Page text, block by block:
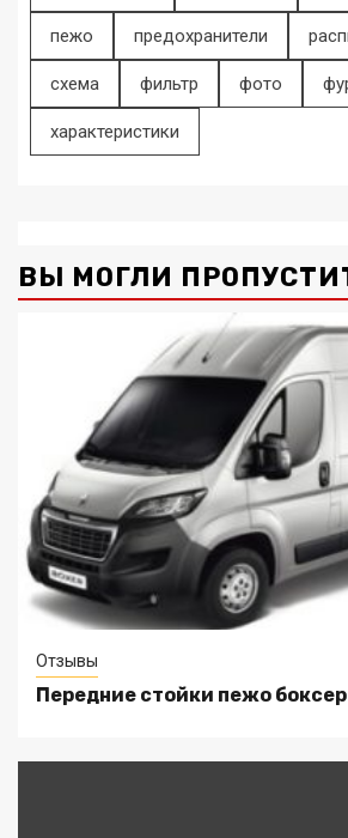
пежо предохранители
схема фильтр фото
характеристики
ВЫ МОГЛИ
Отзывы
Передние стойки пежо